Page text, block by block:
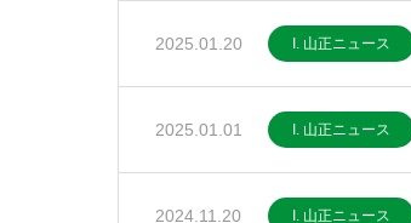
2025.01.20 I. 山正ニュース
2025.01.01 I. 山正ニュース
2024.11.20 I. 山正ニュース